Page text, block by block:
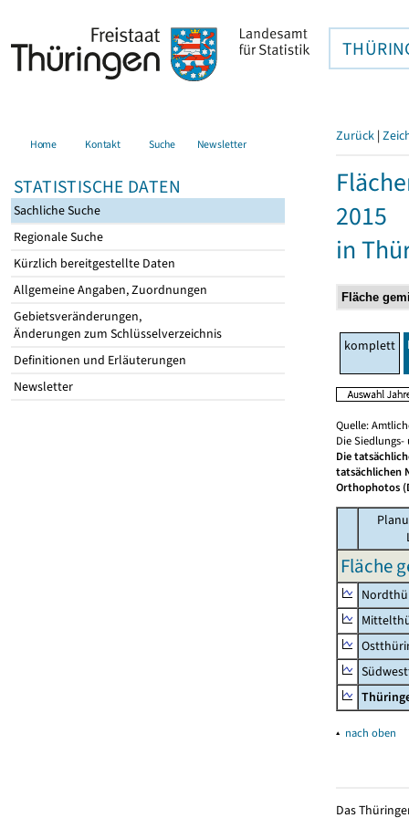
Home Kontakt Suche Newsletter
STATISTISCHE DATEN
Sachliche Suche
Regionale Suche
Kürzlich bereitgestellte Daten
Allgemeine Angaben, Zuordnungen
Gebietsveränderungen,
Änderungen zum Schlüsselverzeichnis
Definitionen und Erläuterungen
Newsletter
Zurück |
2015
in
komplett
Quelle:
Die
Die
tatsächlichen
Orthophotos
Fläche
▴ nach oben
Das